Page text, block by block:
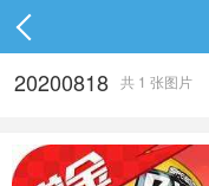
20200818 共 1 张图片